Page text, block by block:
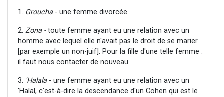
1. Groucha- une femme divorcée.
2. Zona -toute femme ayant eu une relation avec un
homme avec lequel elle n'avait pas le droit de se marier
[par exemple un non-juif]. Pour la fille d'une telle femme :
il faut nous contacter de nouveau.
3. 'Halala- une femme ayant eu une relation avec un
'Halal, c'est-à-dire la descendance d'un Cohen qui est le